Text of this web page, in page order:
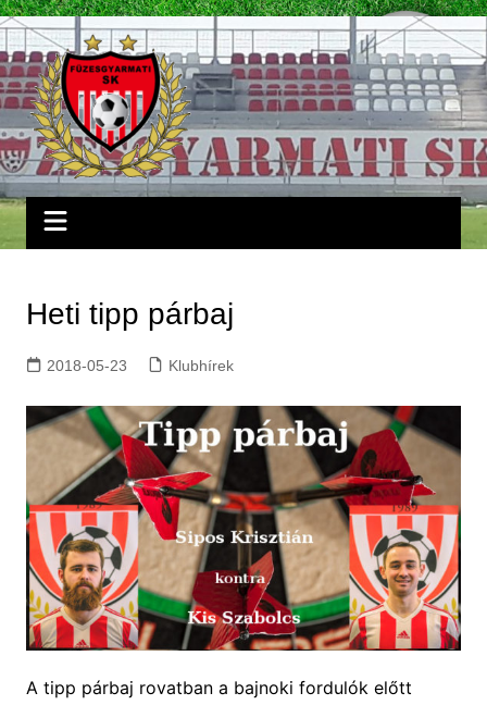
Skip
to
content
Heti tipp párbaj
2018-05-23 Klubhírek
A tipp párbaj rovatban a bajnoki fordulók előtt